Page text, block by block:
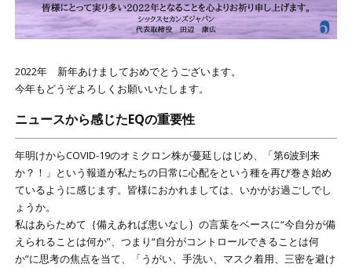
2022年 新年あけましておめでとうございます。
今年もどうぞよろしくお願いいたします。
ニュースから感じたEQの重要性
年明けからCOVID-19のオミクロン株が蔓延しはじめ、「第6波到来
か？！」という報道が私たちの日常に心配をという種を再び巻き始め
ているように感じます。皆様におかれましては、いかがお過ごしでし
ょうか。
私はあらためて｛備えあれば患いなし｝の言葉をベースに“今自分が備
えられることは何か”、つまり“自分がコントロールできることは何
か”に思考の焦点を当て、「うがい、手洗い、マスク着用、三密を避け